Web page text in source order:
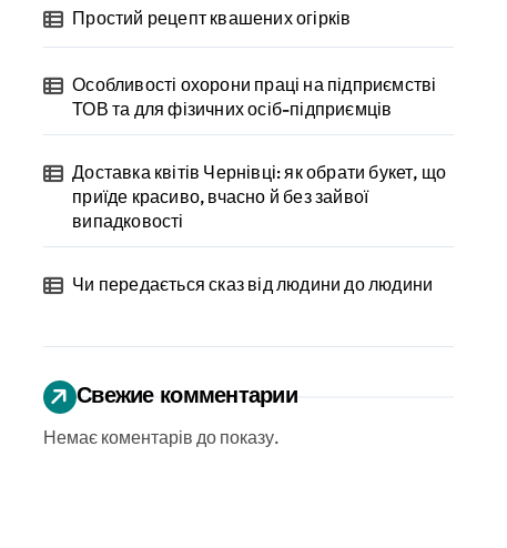
Простий рецепт квашених огірків
Особливості охорони праці на підприємстві
ТОВ та для фізичних осіб-підприємців
Доставка квітів Чернівці: як обрати букет, що
приїде красиво, вчасно й без зайвої
випадковості
Чи передається сказ від людини до людини
Свежие комментарии
Немає коментарів до показу.